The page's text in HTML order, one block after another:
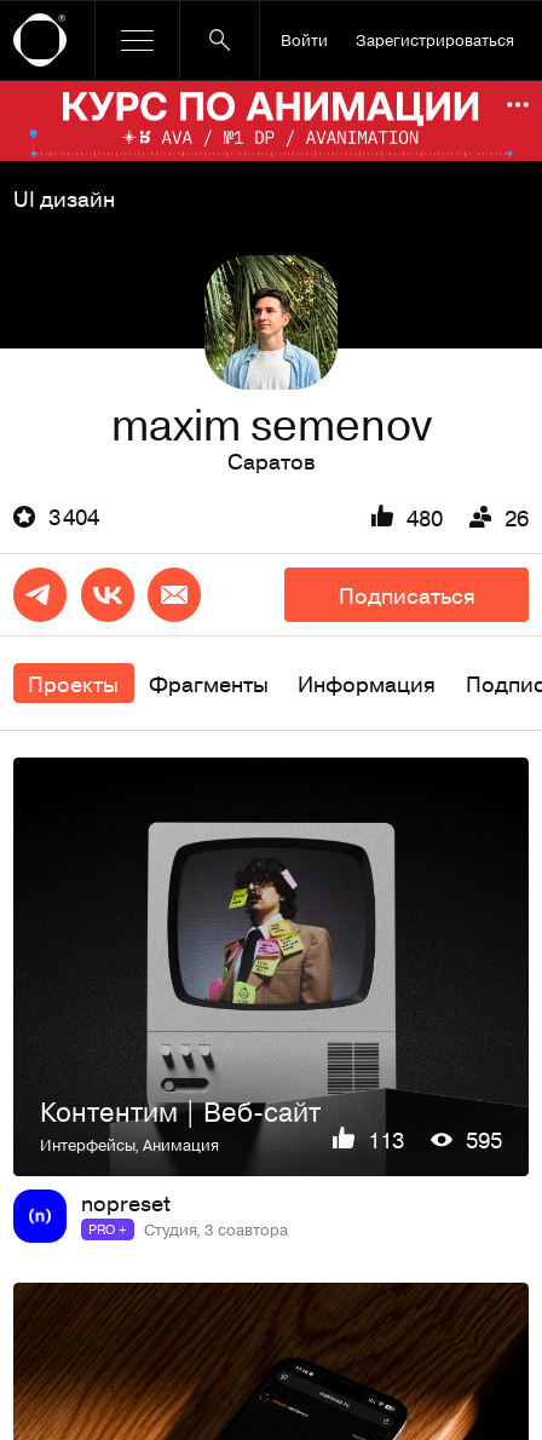
Войти Зарегистрироваться
Ссылка баннера
UI дизайн
maxim semenov
Саратов
3 404
480 26
Подписаться
Проекты Фрагменты Информация
Контентим | Веб-сайт
Интерфейсы,Анимация 113 595
nopreset
PRO + Студия, 3 соавтора